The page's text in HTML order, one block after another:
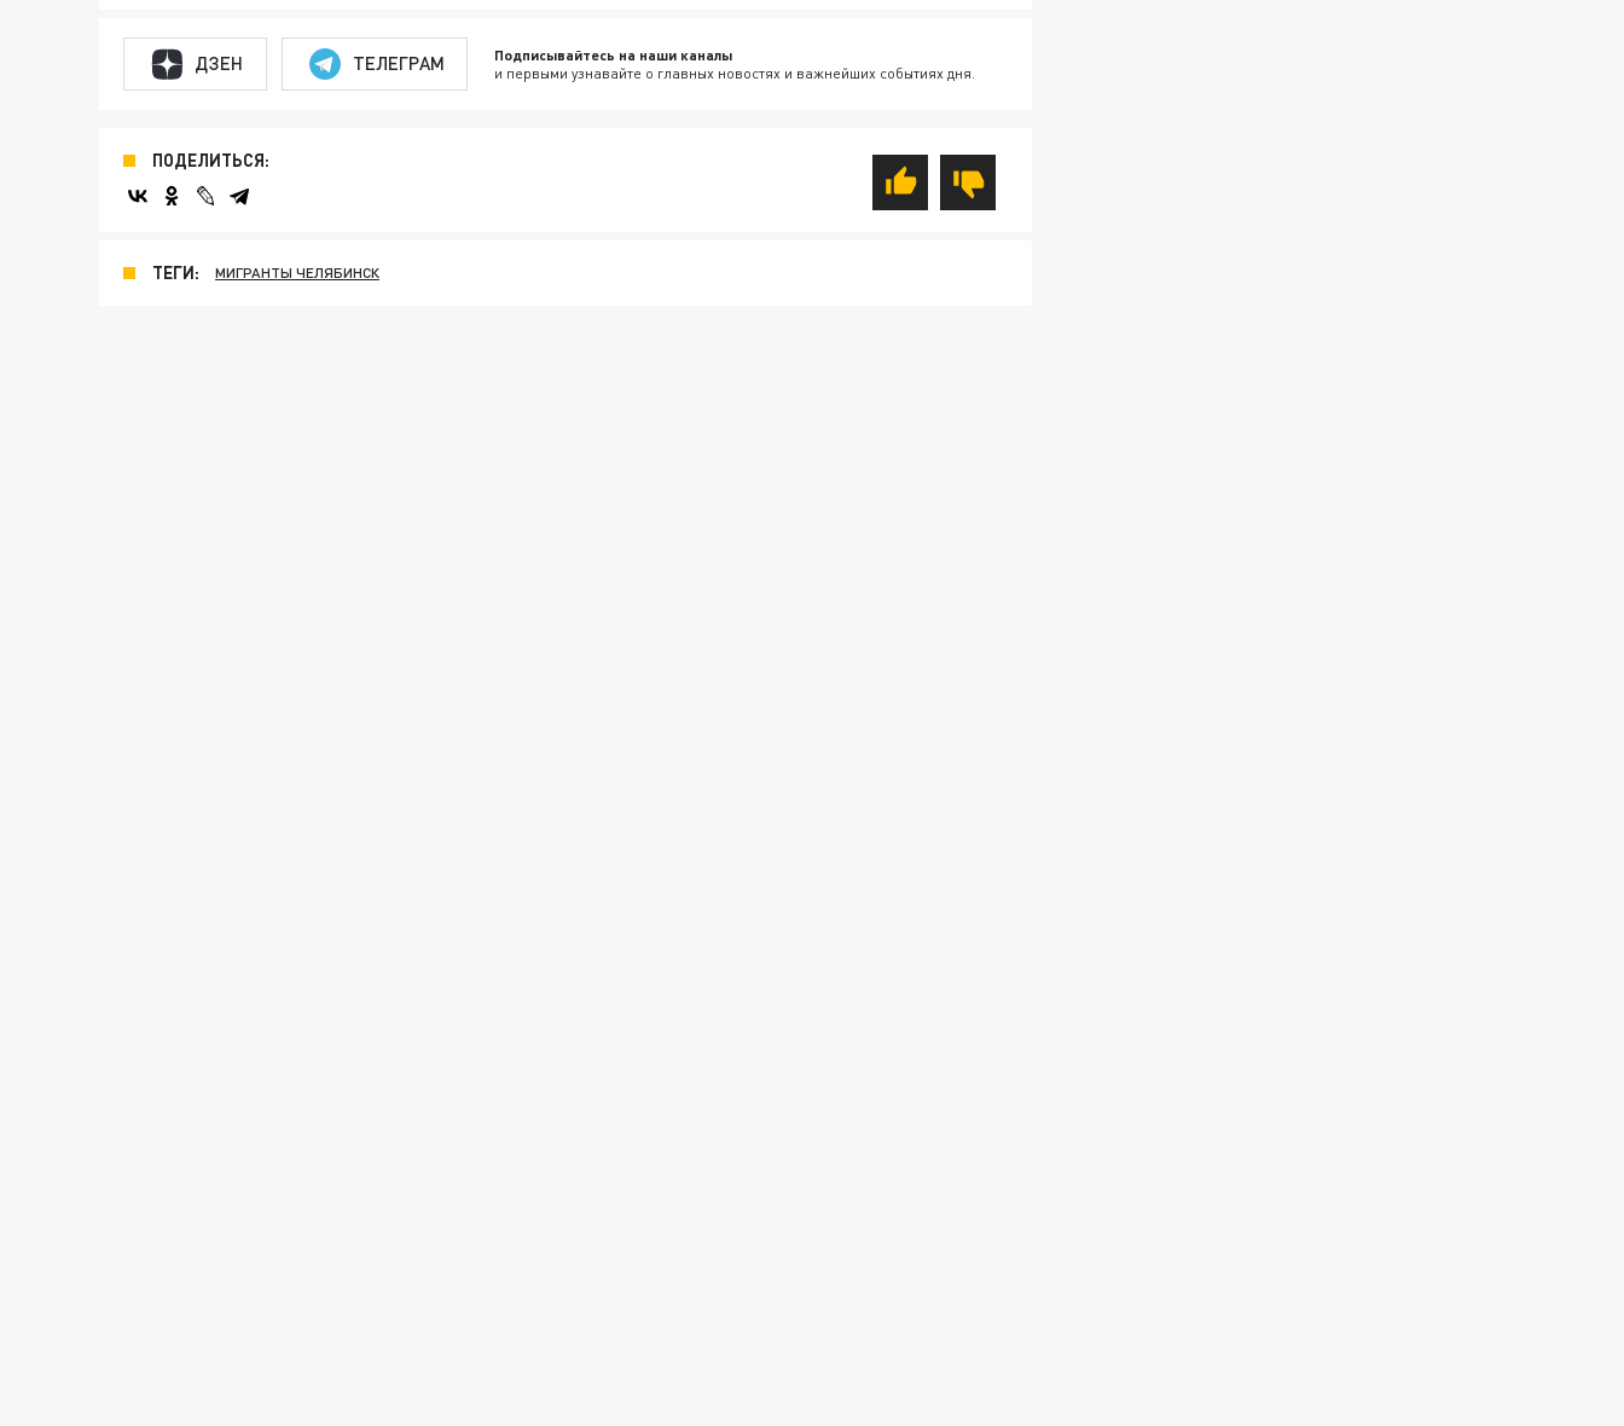
ДЗЕН ТЕЛЕГРАМ Подписывайтесь на наши каналы
и первыми узнавайте о главных новостях и важнейших событиях дня.
ПОДЕЛИТЬСЯ:
ТЕГИ: МИГРАНТЫ ЧЕЛЯБИНСК